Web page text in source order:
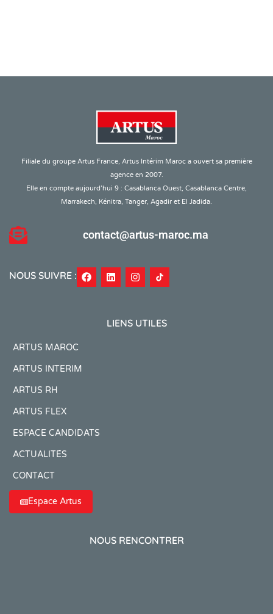
Filiale du groupe Artus France, Artus Intérim Maroc a ouvert sa première
agence en 2007.
Elle en compte aujourd’hui 9 : Casablanca Ouest, Casablanca Centre,
Marrakech, Kénitra, Tanger, Agadir et El Jadida.
contact@artus-maroc.ma
NOUS SUIVRE :
LIENS UTILES
ARTUS MAROC
ARTUS INTERIM
ARTUS RH
ARTUS FLEX
ESPACE CANDIDATS
ACTUALITÉS
CONTACT
Espace Artus
NOUS RENCONTRER